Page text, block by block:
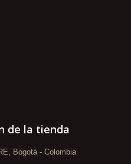
de la tienda
Bogotá - Colombia